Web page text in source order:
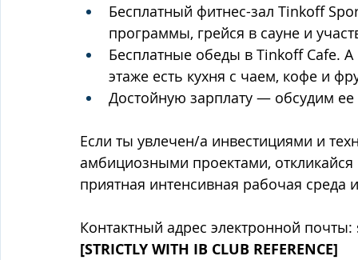
Бесплатный фитнес-зал Tinkoff
программы, грейся в сауне и
Бесплатные обеды в Tinkoff Cafe.
этаже есть кухня с чаем, кофе и
Достойную зарплату — обсудим
Если ты увлечен/а инвестициями и
амбициозными проектами,
приятная интенсивная рабочая
Контактный адрес электронной почты:
[STRICTLY WITH IB CLUB REFERENCE]